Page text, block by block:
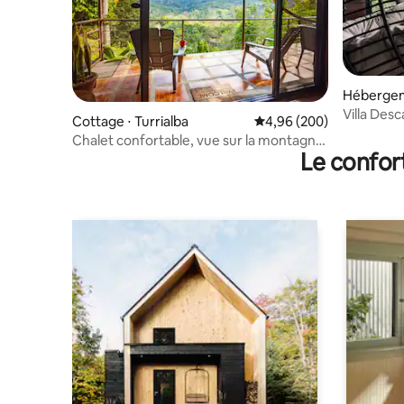
Cottage ⋅ Turrialba Évaluation moyenne
4,96 (200)
Chalet confortable, vue sur la montagne,
Villa
Le